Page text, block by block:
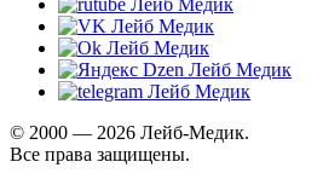
© 2000 — 2026 Лейб-Медик.
Все права защищены.